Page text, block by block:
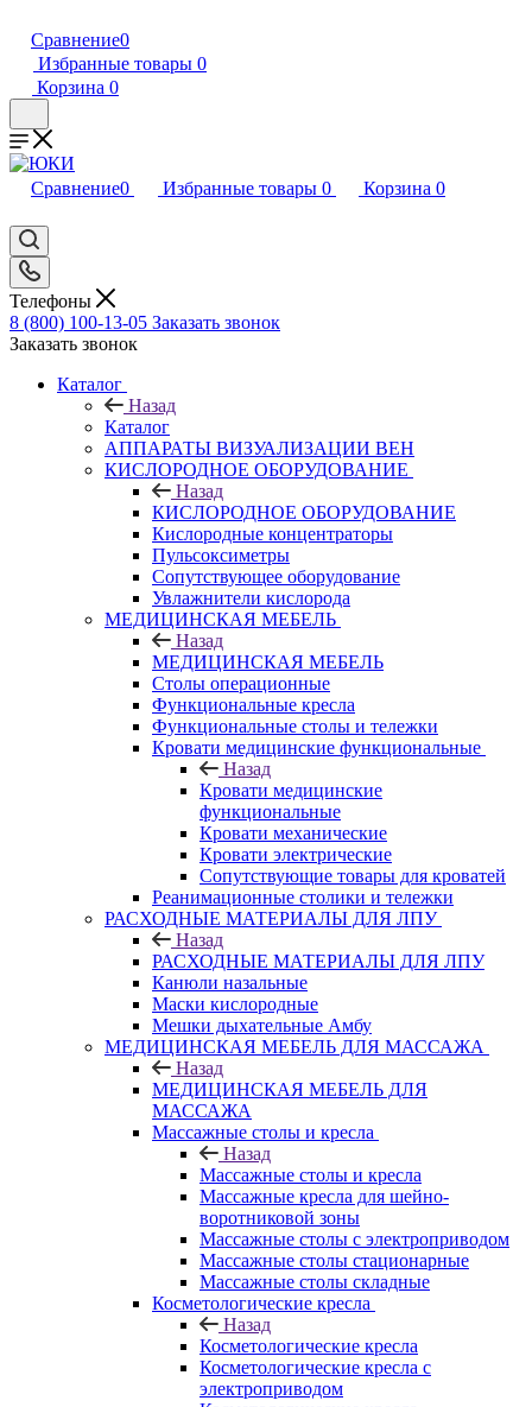
Сравнение0
Избранные товары 0
Корзина 0
Сравнение0 Избранные товары 0 Корзина 0
Телефоны
8 (800) 100-13-05 Заказать звонок
Заказать звонок
Каталог
Назад
Каталог
АППАРАТЫ ВИЗУАЛИЗАЦИИ ВЕН
КИСЛОРОДНОЕ ОБОРУДОВАНИЕ
Назад
КИСЛОРОДНОЕ ОБОРУДОВАНИЕ
Кислородные концентраторы
Пульсоксиметры
Сопутствующее оборудование
Увлажнители кислорода
МЕДИЦИНСКАЯ МЕБЕЛЬ
Назад
МЕДИЦИНСКАЯ МЕБЕЛЬ
Столы операционные
Функциональные кресла
Функциональные столы и тележки
Кровати медицинские функциональные
Назад
Кровати медицинские
функциональные
Кровати механические
Кровати электрические
Сопутствующие товары для кроватей
Реанимационные столики и тележки
РАСХОДНЫЕ МАТЕРИАЛЫ ДЛЯ ЛПУ
Назад
РАСХОДНЫЕ МАТЕРИАЛЫ ДЛЯ ЛПУ
Канюли назальные
Маски кислородные
Мешки дыхательные Амбу
МЕДИЦИНСКАЯ МЕБЕЛЬ ДЛЯ МАССАЖА
Назад
МЕДИЦИНСКАЯ МЕБЕЛЬ ДЛЯ
МАССАЖА
Массажные столы и кресла
Назад
Массажные столы и кресла
Массажные кресла для шейно-
воротниковой зоны
Массажные столы с электроприводом
Массажные столы стационарные
Массажные столы складные
Косметологические кресла
Назад
Косметологические кресла
Косметологические кресла с
электроприводом